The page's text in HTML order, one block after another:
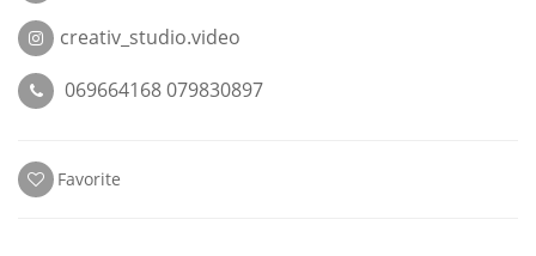
creativ_studio.video
069664168 079830897
Favorite